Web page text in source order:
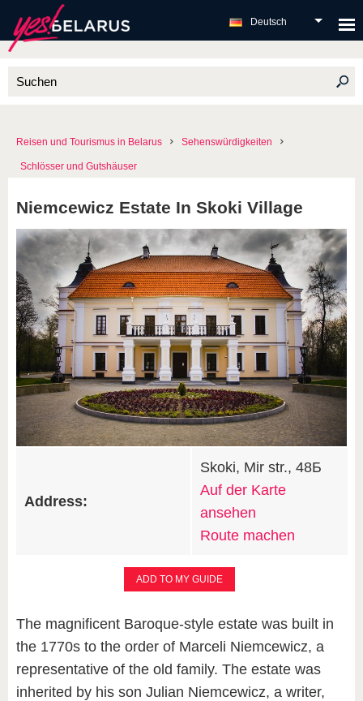
Deutsch
Reisen und Tourismus in Belarus Sehenswürdigkeiten
Schlösser und Gutshäuser
Niemcewicz Estate In Skoki Village
Address:
Skoki, Mir str., 48Б
Auf der Karte
ansehen
Route machen
ADD TO MY GUIDE
The magnificent Baroque-style estate was built in
the 1770s to the order of Marceli Niemcewicz, a
representative of the old family. The estate was
inherited by his son Julian Niemcewicz, a writer,